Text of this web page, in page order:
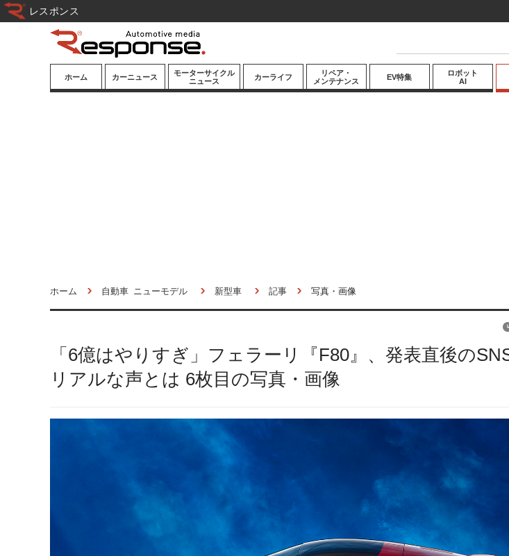
ホーム カーニュース
モーターサイクル
ニュース
カーライフ
リペア・
メンテナンス
EV特集
ロボット
AI
ホーム 自動車 ニューモデル 新型車 記事 写真・画像
「6億はやりすぎ」フェラーリ『F80』、発表直後の
リアルな声とは 6枚目の写真・画像
レスポンス